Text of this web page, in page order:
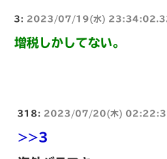
3: 2023/07/19(水)
増税しかしてない。
318: 2023/07/20(木)
>>3